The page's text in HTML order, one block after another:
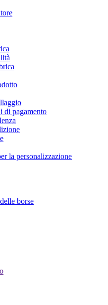
di pagamento
la personalizzazione
borse